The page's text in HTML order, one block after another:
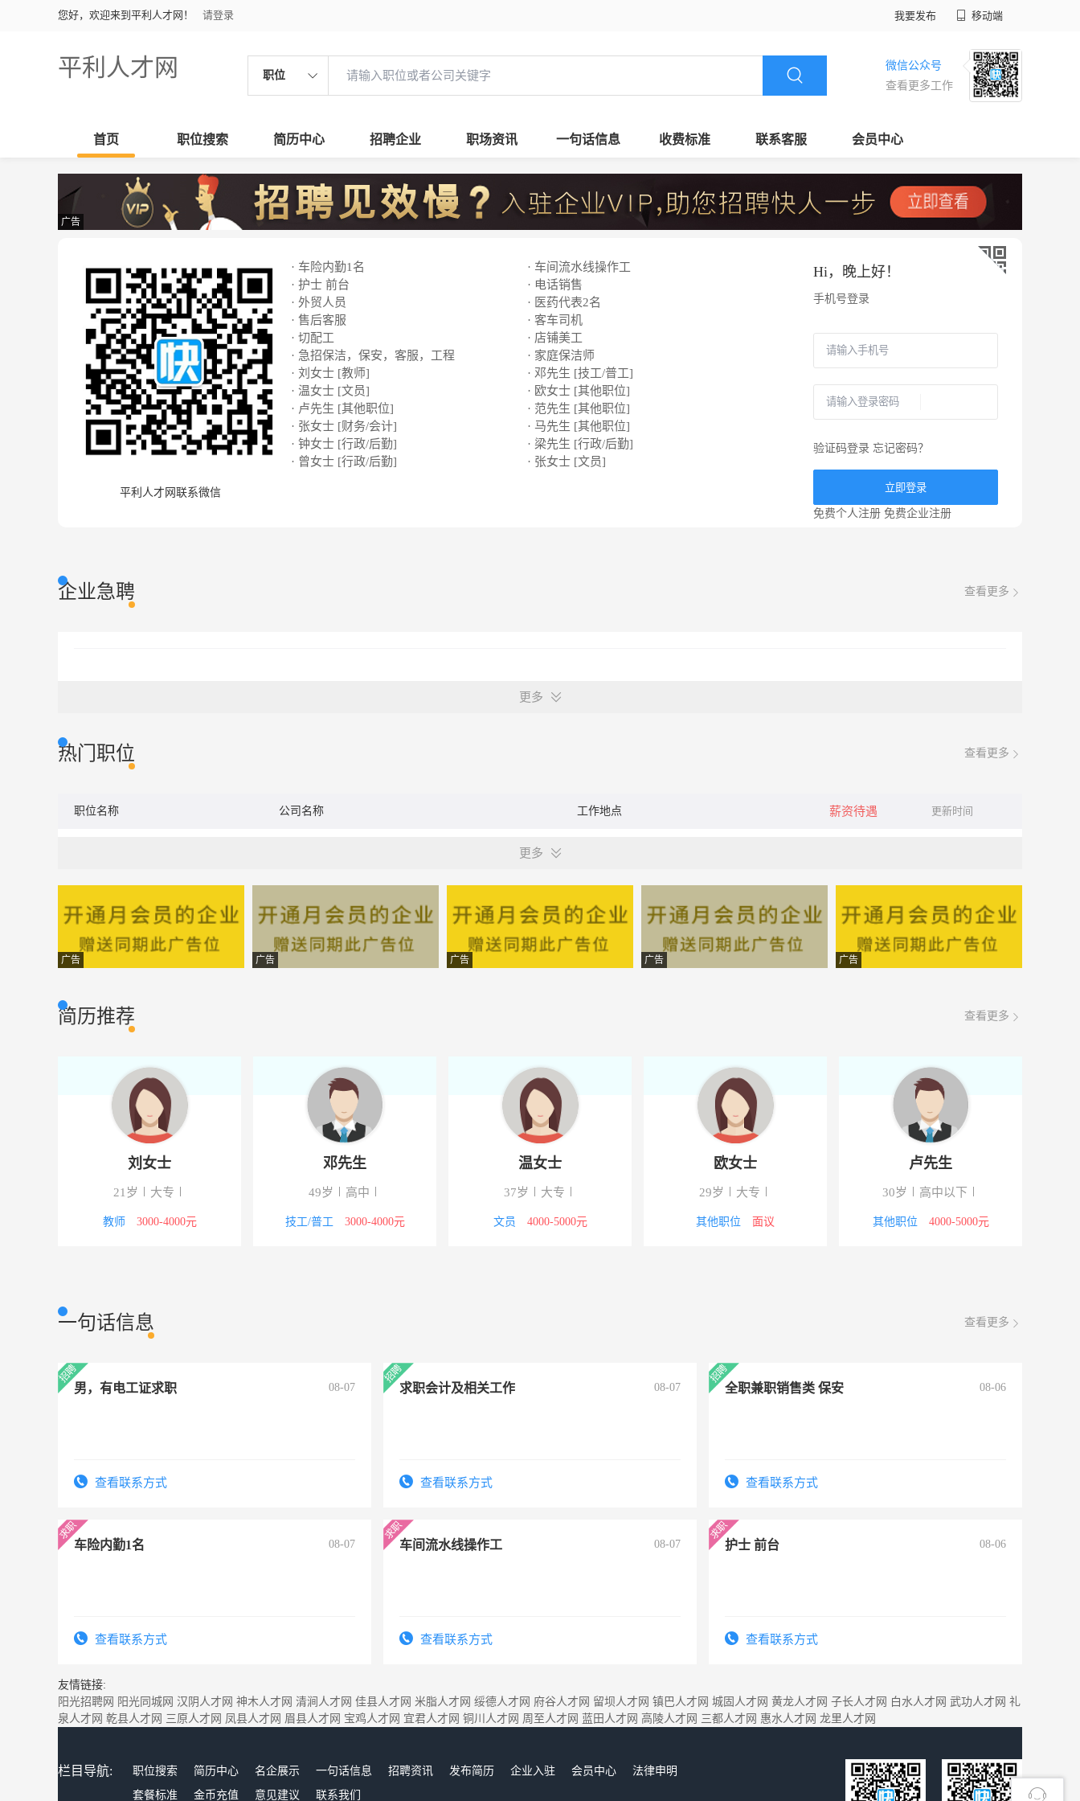
您好，欢迎来到平利人才网！ 请登录 我要发布 移动端
平利人才网 职位
微信公众号
查看更多工作
首页 职位搜索 简历中心 招聘企业 职场资讯 一句话信息 收费标准 联系客服 会员中心
广告
平利人才网联系微信
· 车险内勤1名
· 车间流水线操作工
· 护士 前台
· 电话销售
· 外贸人员
· 医药代表2名
· 售后客服
· 客车司机
· 切配工
· 店铺美工
· 急招保洁，保安，客服，工程
· 家庭保洁师
· 刘女士 [教师]
· 邓先生 [技工/普工]
· 温女士 [文员]
· 欧女士 [其他职位]
· 卢先生 [其他职位]
· 范先生 [其他职位]
· 张女士 [财务/会计]
· 马先生 [其他职位]
· 钟女士 [行政/后勤]
· 梁先生 [行政/后勤]
· 曾女士 [行政/后勤]
· 张女士 [文员]
Hi， 晚上好！
手机号登录
验证码登录 忘记密码？
立即登录
免费个人注册 免费企业注册
企业急聘 查看更多
更多
热门职位 查看更多
职位名称 公司名称 工作地点 薪资待遇 更新时间
更多
广告 广告 广告 广告 广告
简历推荐 查看更多
刘女士
21岁 大专
教师 3000-4000元
邓先生
49岁 高中
技工/普工 3000-4000元
温女士
37岁 大专
文员 4000-5000元
欧女士
29岁 大专
其他职位 面议
卢先生
30岁 高中以下
其他职位 4000-5000元
一句话信息 查看更多
男，有电工证求职 08-07
查看联系方式
求职会计及相关工作 08-07
查看联系方式
全职兼职销售类 保安 08-06
查看联系方式
车险内勤1名 08-07
查看联系方式
车间流水线操作工 08-07
查看联系方式
护士 前台 08-06
查看联系方式
友情链接:
阳光招聘网 阳光同城网 汉阴人才网 神木人才网 清涧人才网 佳县人才网 米脂人才网 绥德人才网 府谷人才网 留坝人才网 镇巴人才网 城固人才网 黄龙人才网 子长人才网 白水人才网 武功人才网 礼
泉人才网 乾县人才网 三原人才网 凤县人才网 眉县人才网 宝鸡人才网 宜君人才网 铜川人才网 周至人才网 蓝田人才网 高陵人才网 三都人才网 惠水人才网 龙里人才网
栏目导航: 职位搜索 简历中心 名企展示 一句话信息 招聘资讯 发布简历 企业入驻 会员中心
法律申明
套餐标准
金币充值 意见建议 联系我们